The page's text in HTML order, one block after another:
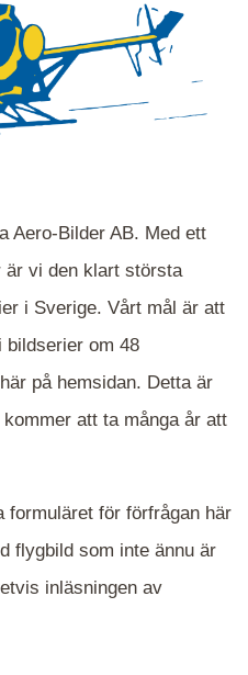
gröna mappar är det
för att komma
och klicka på
Aero-Bilder AB. Med ett
är vi den klart största
i Sverige. Vårt mål är att
bildserier om 48
på hemsidan. Detta är
att ta många år att
formuläret för förfrågan här
flygbild som inte ännu är
inläsningen av